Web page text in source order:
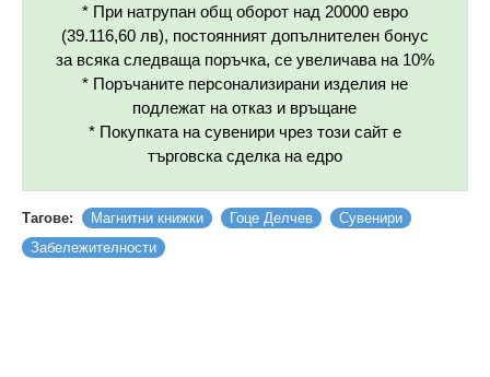
* При натрупан общ оборот над 20000 евро
(39.116,60 лв), постоянният допълнителен бонус
за всяка следваща поръчка, се увеличава на 10%
* Поръчаните персонализирани изделия не
подлежат на отказ и връщане
* Покупката на сувенири чрез този сайт е
търговска сделка на едро
Тагове: Магнитни книжки Гоце Делчев
Сувенири
Забележителности